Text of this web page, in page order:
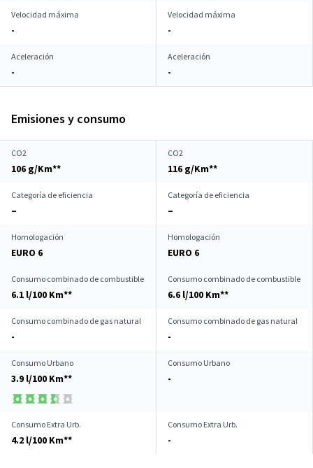
Velocidad máxima
-
Velocidad máxima
-
Aceleración
-
Aceleración
-
Emisiones y consumo
CO2
106 g/Km**
CO2
116 g/Km**
Categoría de eficiencia
–
Categoría de eficiencia
–
Homologación
EURO 6
Homologación
EURO 6
Consumo combinado de combustible
6.1 l/100 Km**
Consumo combinado de combustible
6.6 l/100 Km**
Consumo combinado de gas natural
-
Consumo combinado de gas natural
-
Consumo Urbano
3.9 l/100 Km**
Consumo Urbano
-
Consumo Extra Urb.
4.2 l/100 Km**
Consumo Extra Urb.
-